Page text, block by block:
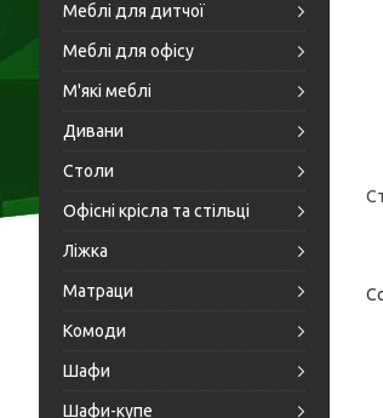
Меблі для дитчої
Меблі для офісу
М'які меблі
Дивани
Столи
Офісні крісла та стільці
Ліжка
Матраци
Комоди
Шафи
Шафи-купе